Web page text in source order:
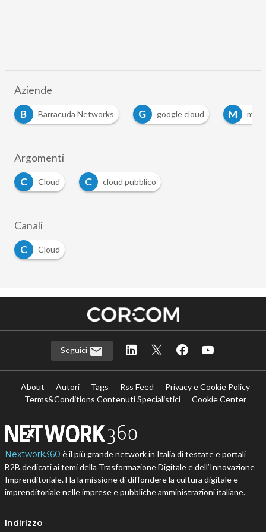
Aziende
Barracuda Networks G google cloud M microsoft
Argomenti
C
Cloud C cloud pubblico
Canali
C
Cloud
Seguici
About Autori Tags Rss Feed
Privacy e Cookie Policy
Terms&Conditions Contenuti Specialistici
Cookie Center
Nextwork360 è il più grande network in Italia di testate e portali
B2B dedicati ai temi della Trasformazione Digitale e dell’Innovazione
Imprenditoriale. Ha la missione di diffondere la cultura digitale e
imprenditoriale nelle imprese e pubbliche amministrazioni italiane.
Indirizzo